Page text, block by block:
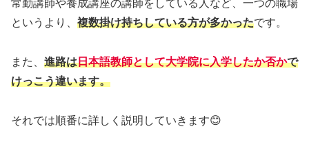
常勤講師や養成講座の講師をしている人など、一つの職場
というより、 複数掛け持ちしている方が多かったです。
また、 進路は日本語教師として大学院に入学したか否かで
けっこう違います。
それでは順番に詳しく説明していきます😊